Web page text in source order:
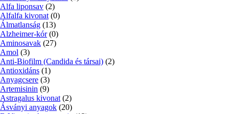
Alfa liponsav (2)
Alfalfa kivonat (0)
Álmatlanság (13)
Alzheimer-kór (0)
Aminosavak (27)
Amol (3)
Anti-Biofilm (Candida és társai) (2)
Antioxidáns (1)
Anyagcsere (3)
Artemisinin (9)
Astragalus kivonat (2)
Ásványi anyagok (20)